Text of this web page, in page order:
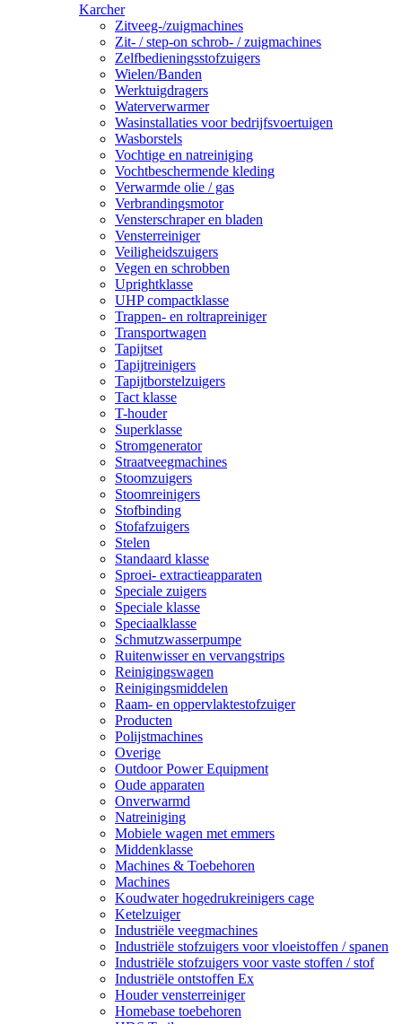
Karcher
Zitveeg-/zuigmachines
Zit- / step-on schrob- / zuigmachines
Zelfbedieningsstofzuigers
Wielen/Banden
Werktuigdragers
Waterverwarmer
Wasinstallaties voor bedrijfsvoertuigen
Wasborstels
Vochtige en natreiniging
Vochtbeschermende kleding
Verwarmde olie / gas
Verbrandingsmotor
Vensterschraper en bladen
Vensterreiniger
Veiligheidszuigers
Vegen en schrobben
Uprightklasse
UHP compactklasse
Trappen- en roltrapreiniger
Transportwagen
Tapijtset
Tapijtreinigers
Tapijtborstelzuigers
Tact klasse
T-houder
Superklasse
Stromgenerator
Straatveegmachines
Stoomzuigers
Stoomreinigers
Stofbinding
Stofafzuigers
Stelen
Standaard klasse
Sproei- extractieapparaten
Speciale zuigers
Speciale klasse
Speciaalklasse
Schmutzwasserpumpe
Ruitenwisser en vervangstrips
Reinigingswagen
Reinigingsmiddelen
Raam- en oppervlaktestofzuiger
Producten
Polijstmachines
Overige
Outdoor Power Equipment
Oude apparaten
Onverwarmd
Natreiniging
Mobiele wagen met emmers
Middenklasse
Machines & Toebehoren
Machines
Koudwater hogedrukreinigers cage
Ketelzuiger
Industriële veegmachines
Industriële stofzuigers voor vloeistoffen / spanen
Industriële stofzuigers voor vaste stoffen / stof
Industriële ontstoffen Ex
Houder vensterreiniger
Homebase toebehoren